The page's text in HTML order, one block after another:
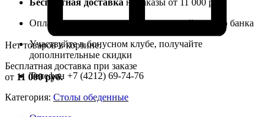
Нет товаров в корзине.
Бесплатная доставка при заказе
от 11 000 руб.
Бесплатная доставка на заказы от 11 000 руб.
Оплата заказов наличными или картой любого банка
Участвуйте в бонусном клубе, получайте
дополнительные скидки
Телефон +7 (4212) 69-74-76
Категория: Столы обеденные